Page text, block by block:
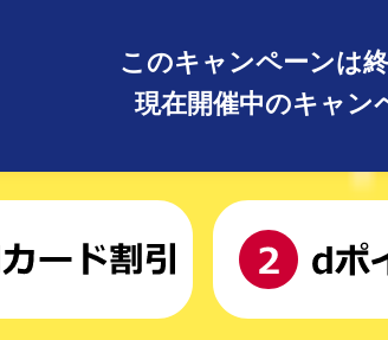
このキャンペーンは
現在開催中のキャン